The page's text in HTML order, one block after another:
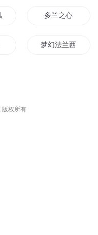
多兰之心
梦幻法兰西
版权所有